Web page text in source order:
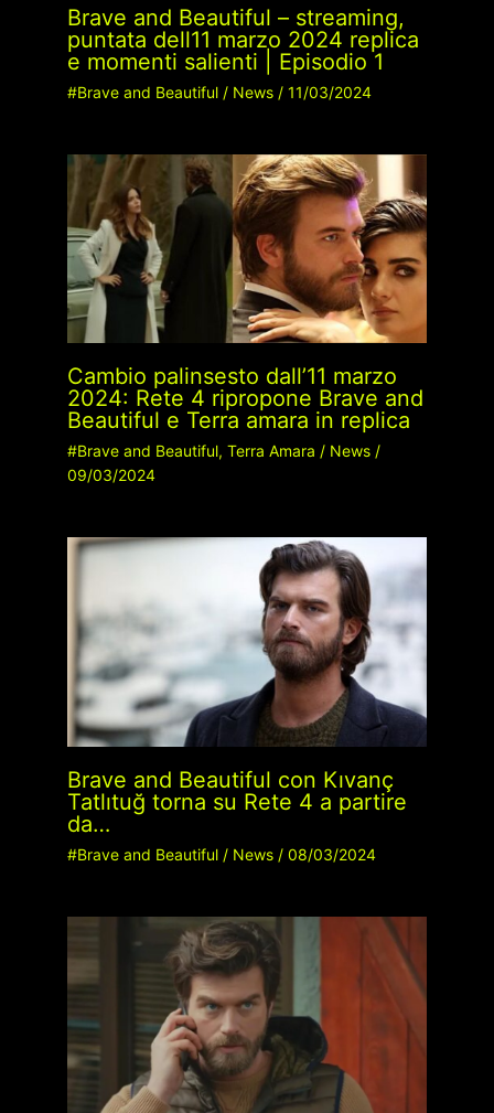
Brave and Beautiful – streaming,
puntata dell11 marzo 2024 replica
e momenti salienti | Episodio 1
#Brave and Beautiful/ News/ 11/03/2024
Cambio palinsesto dall’11 marzo
2024: Rete 4 ripropone Brave and
Beautiful e Terra amara in replica
#Brave and Beautiful, Terra Amara / News/
09/03/2024
Brave and Beautiful con Kıvanç
Tatlıtuğ torna su Rete 4 a partire
da…
#Brave and Beautiful/ News/ 08/03/2024